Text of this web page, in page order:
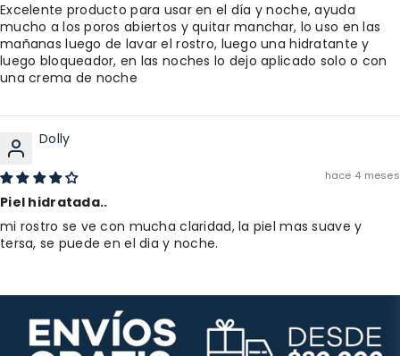
Excelente producto para usar en el día y noche, ayuda
mucho a los poros abiertos y quitar manchar, lo uso en las
mañanas luego de lavar el rostro, luego una hidratante y
luego bloqueador, en las noches lo dejo aplicado solo o con
una crema de noche
Dolly
hace 4 meses
Piel hidratada..
mi rostro se ve con mucha claridad, la piel mas suave y
tersa, se puede en el dia y noche.